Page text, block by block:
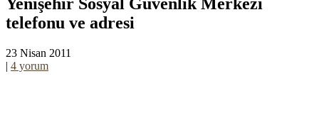
telefonu ve adresi
23 Nisan 2011
| 4 yorum